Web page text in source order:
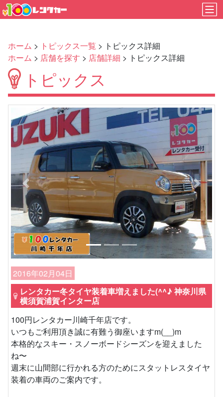
ホーム > トピックス一覧 > トピックス詳細
ホーム > 店舗を探す > 店舗詳細 > トピックス詳細
トピックス
Previous Next
2016年02月04日
レンタカー冬タイヤ装着車増えました(^^♪ 神奈川県
横須賀浦賀インター店
100円レンタカー川崎千年店です。
いつもご利用頂き誠に有難う御座いますm(__)m
本格的なスキー・スノーボードシーズンを迎えました
ね〜
週末に山間部に行かれる方のためにスタットレスタイヤ
装着の車両のご案内です。